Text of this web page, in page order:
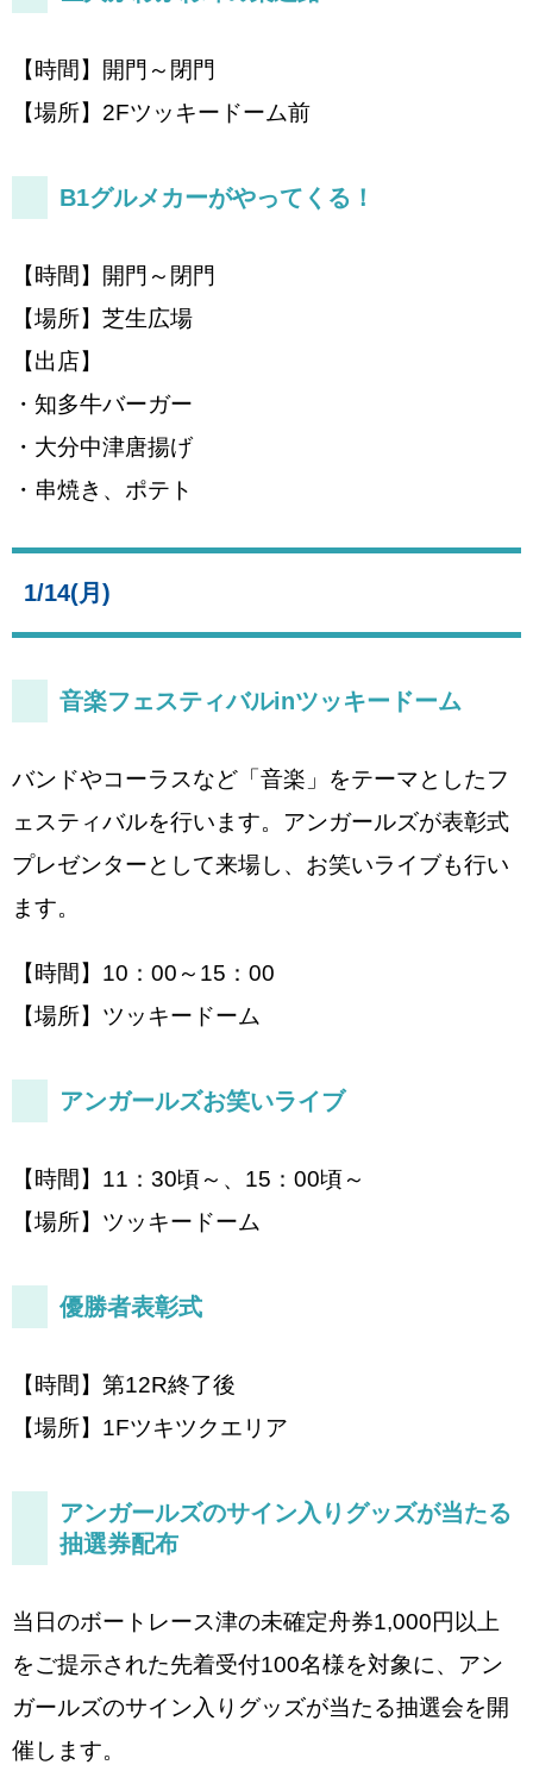
【時間】開門～閉門
【場所】2Fツッキードーム前
B1グルメカーがやってくる！
【時間】開門～閉門
【場所】芝生広場
【出店】
・知多牛バーガー
・大分中津唐揚げ
・串焼き、ポテト
1/14(月)
音楽フェスティバルinツッキードーム
バンドやコーラスなど「音楽」をテーマとしたフ
ェスティバルを行います。アンガールズが表彰式
プレゼンターとして来場し、お笑いライブも行い
ます。
【時間】10：00～15：00
【場所】ツッキードーム
アンガールズお笑いライブ
【時間】11：30頃～、15：00頃～
【場所】ツッキードーム
優勝者表彰式
【時間】第12R終了後
【場所】1Fツキツクエリア
アンガールズのサイン入りグッズが当たる
抽選券配布
当日のボートレース津の未確定舟券1,000円以上
をご提示された先着受付100名様を対象に、アン
ガールズのサイン入りグッズが当たる抽選会を開
催します。